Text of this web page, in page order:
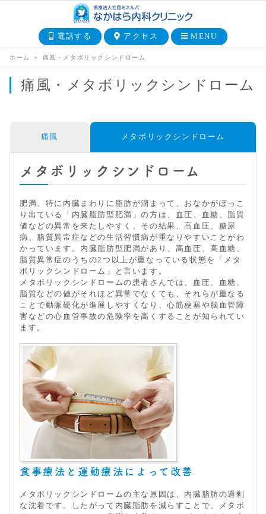
電話する アクセス MENU
ホーム ＞ 痛風・メタボリックシンドローム
痛風・メタボリックシンドローム
痛風 メタボリックシンドローム
メタボリックシンドローム
肥満、特に内臓まわりに脂肪が溜まって、おなかがぽっこ
り出ている「内臓脂肪型肥満」の方は、血圧、血糖、脂質
値などの異常を来たしやすく、その結果、高血圧、糖尿
病、脂質異常症などの生活習慣病が重なりやすいことがわ
かっています。内臓脂肪型肥満があり、高血圧、高血糖、
脂質異常症のうちの2つ以上が重なっている状態を「メタ
ボリックシンドローム」と言います。
メタボリックシンドロームの患者さんでは、血圧、血糖、
脂質などの値がそれほど異常でなくても、それらが重なる
ことで動脈硬化が進展しやすくなり、心筋梗塞や脳血管障
害などの心血管事故の危険率を高くすることが知られてい
ます。
食事療法と運動療法によって改善
メタボリックシンドロームの主な原因は、内臓脂肪の過剰
な沈着です。したがって内臓脂肪を減らすことで、メタボ